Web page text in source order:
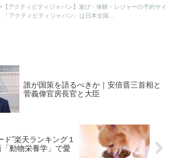
【アクティビティジャパン】遊び・体験・レジャーの予約サイ
「アクティビティジャパン」は日本全国...
誰が国策を語るべきか｜安倍晋三首相と
菅義偉官房長官と大臣
”楽天ランキング１
動物栄養学」で愛